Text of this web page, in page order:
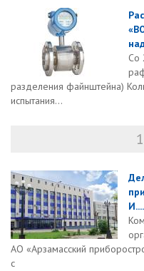
Со
разделения файнштейна)
испытания...
И....
АО «Арзамасский
с